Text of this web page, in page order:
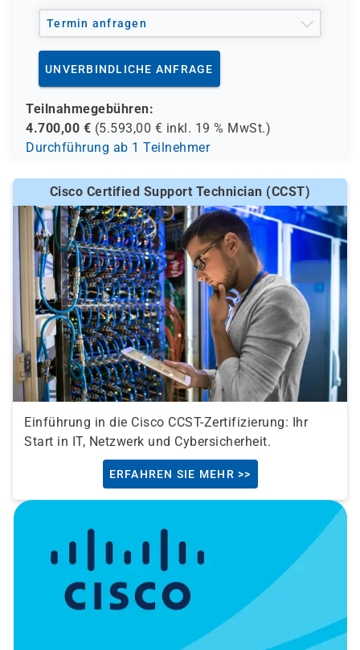
Termin anfragen
UNVERBINDLICHE ANFRAGE
Teilnahmegebühren:
4.700,00 € (5.593,00 € inkl. 19 % MwSt.)
Durchführung ab 1 Teilnehmer
Cisco Certified Support Technician (CCST)
Einführung in die Cisco CCST-Zertifizierung: Ihr
Start in IT, Netzwerk und Cybersicherheit.
ERFAHREN SIE MEHR >>